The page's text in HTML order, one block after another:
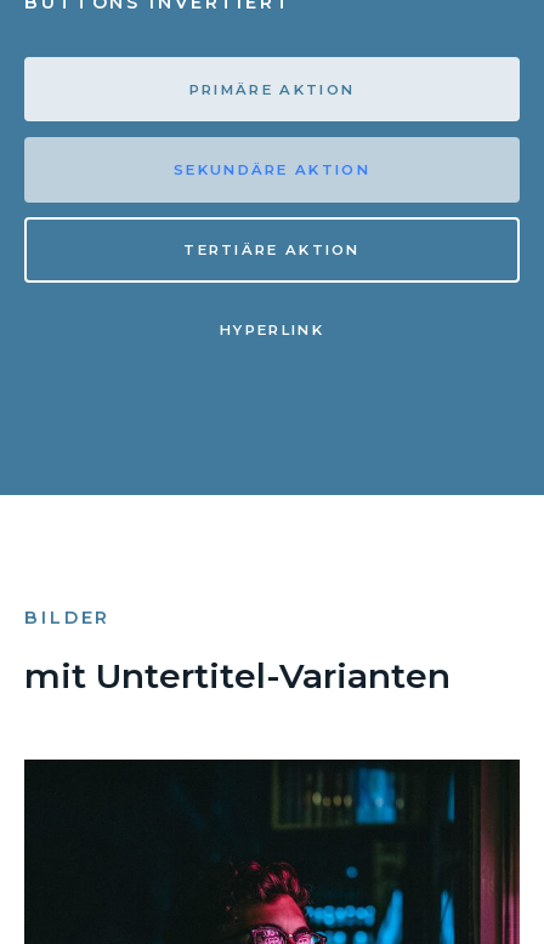
PRIMÄRE AKTION
SEKUNDÄRE AKTION
TERTIÄRE AKTION
HYPERLINK
BILDER
mit Untertitel-Varianten